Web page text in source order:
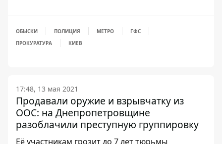
ОБЫСКИ ПОЛИЦИЯ МЕТРО
ГФС
ПРОКУРАТУРА
КИЕВ
17:48, 13 мая 2021
Продавали оружие и взрывчатку из
ООС: на Днепропетровщине
разоблачили преступную группировку
Её участникам грозит до 7 лет тюрьмы